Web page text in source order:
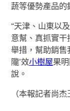
蔬等優勢產品的
“天津、山東以
意幫、真抓實干
舉措，幫助銷售
隴’效小樹屋果
說。
（本報記者尚杰